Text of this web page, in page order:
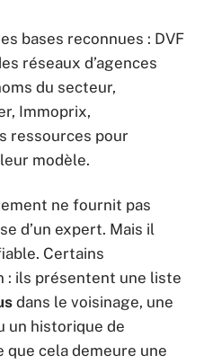
bases reconnues : DVF
réseaux d’agences
du secteur,
Immoprix,
ressources pour
modèle.
ne fournit pas
d’un expert. Mais il
Certains
: ils présentent une liste
dans le voisinage, une
un historique de
que cela demeure une